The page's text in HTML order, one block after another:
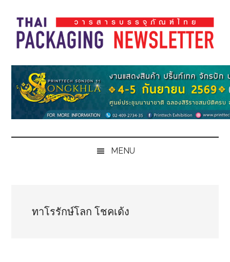
main
content
secondary
menu
primary
sidebar
footer
Thai
Pack
Magazine
Pack
Magazine
MENU
ทาโรรักษ์โลก โชคเด้ง